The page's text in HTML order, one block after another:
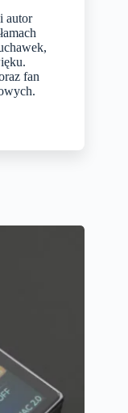
autor
fan